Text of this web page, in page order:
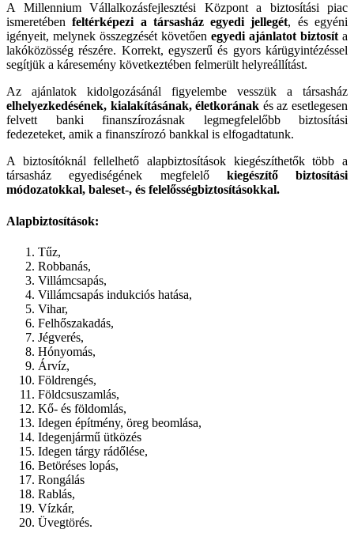
A Millennium Vállalkozásfejlesztési Központ a biztosítási piac
ismeretébenfeltérképezi a társasház egyedi jellegét, és egyéni
igényeit, melynek összegzését követően egyedi ajánlatot biztosíta
lakóközösség részére. Korrekt, egyszerű és gyors kárügyintézéssel
segítjük a káresemény következtében felmerült helyreállítást.
Az ajánlatok kidolgozásánál figyelembe vesszük a társasház
elhelyezkedésének, kialakításának, életkorának és az esetlegesen
felvett banki finanszírozásnak legmegfelelőbb biztosítási
fedezeteket, amik a finanszírozó bankkal is elfogadtatunk.
A biztosítóknál fellelhető alapbiztosítások kiegészíthetők több a
társasház egyediségének megfelelő kiegészítő biztosítási
módozatokkal, baleset-, és felelősségbiztosításokkal.
Alapbiztosítások:
Tűz,
Robbanás,
Villámcsapás,
Villámcsapás indukciós hatása,
Vihar,
Felhőszakadás,
Jégverés,
Hónyomás,
Árvíz,
Földrengés,
Földcsuszamlás,
Kő- és földomlás,
Idegen építmény, öreg beomlása,
Idegenjármű ütközés
Idegen tárgy rádőlése,
Betöréses lopás,
Rongálás
Rablás,
Vízkár,
Üvegtörés.